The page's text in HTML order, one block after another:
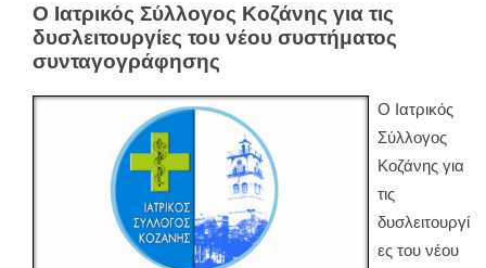
Ο Ιατρικός Σύλλογος Κοζάνης για τις
δυσλειτουργίες του νέου συστήματος
συνταγογράφησης
Ο Ιατρικός
Σύλλογος
Κοζάνης για
τις
δυσλειτουργί
ες του νέου